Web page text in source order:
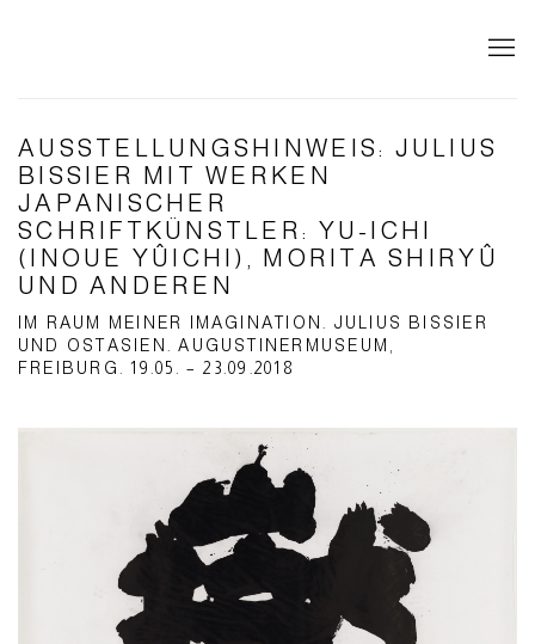
AUSSTELLUNGSHINWEIS: JULIUS
BISSIER MIT WERKEN
JAPANISCHER
SCHRIFTKÜNSTLER: YU-ICHI
(INOUE YÛICHI), MORITA SHIRYÛ
UND ANDEREN
IM RAUM MEINER IMAGINATION. JULIUS BISSIER
UND OSTASIEN. AUGUSTINERMUSEUM,
FREIBURG. 19.05. – 23.09.2018